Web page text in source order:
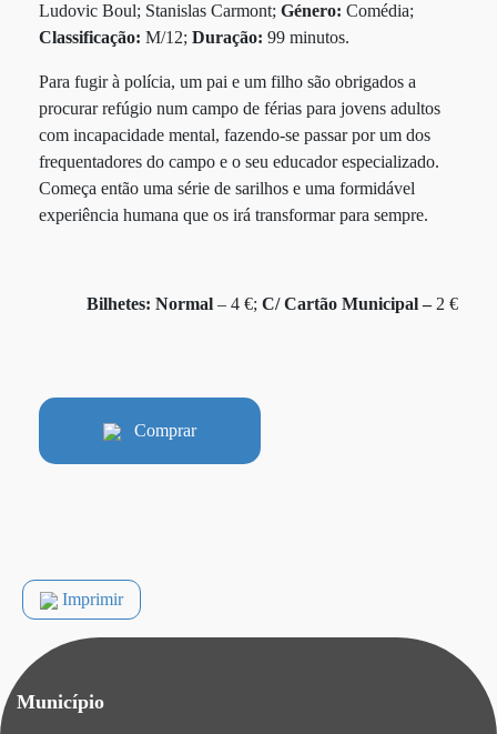
Ludovic Boul; Stanislas Carmont; Género: Comédia;
Classificação: M/12; Duração: 99 minutos.
Para fugir à polícia, um pai e um filho são obrigados a
procurar refúgio num campo de férias para jovens adultos
com incapacidade mental, fazendo-se passar por um dos
frequentadores do campo e o seu educador especializado.
Começa então uma série de sarilhos e uma formidável
experiência humana que os irá transformar para sempre.
Bilhetes: Normal – 4 €; C/ Cartão Municipal – 2 €
Comprar
Imprimir
Município